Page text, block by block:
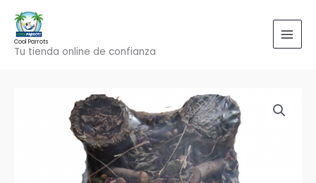
contenido
Cool Parrots
Tu tienda online de confianza